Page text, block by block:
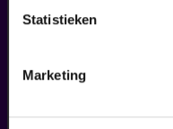
Statistieken
Marketing